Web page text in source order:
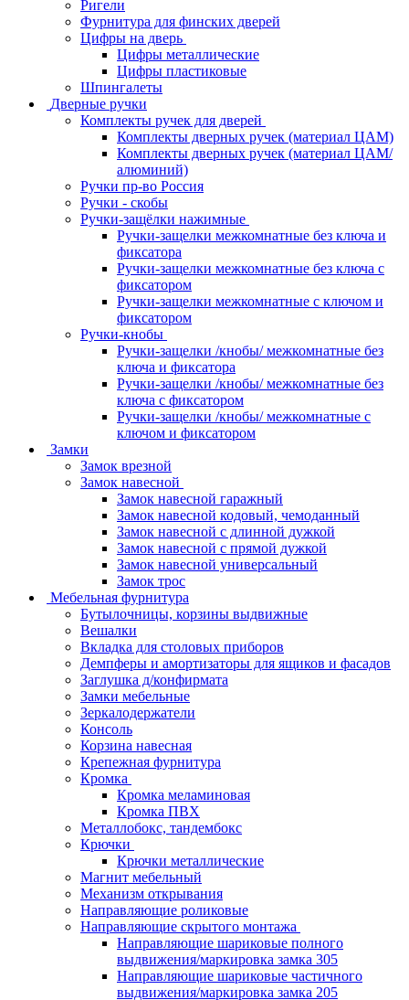
Ригели
Фурнитура для финских дверей
Цифры на дверь
Цифры металлические
Цифры пластиковые
Шпингалеты
Дверные ручки
Комплекты ручек для дверей
Комплекты дверных ручек (материал ЦАМ)
Комплекты дверных ручек (материал ЦАМ/
алюминий)
Ручки пр-во Россия
Ручки - скобы
Ручки-защёлки нажимные
Ручки-защелки межкомнатные без ключа и
фиксатора
Ручки-защелки межкомнатные без ключа с
фиксатором
Ручки-защелки межкомнатные с ключом и
фиксатором
Ручки-кнобы
Ручки-защелки /кнобы/ межкомнатные без
ключа и фиксатора
Ручки-защелки /кнобы/ межкомнатные без
ключа с фиксатором
Ручки-защелки /кнобы/ межкомнатные с
ключом и фиксатором
Замки
Замок врезной
Замок навесной
Замок навесной гаражный
Замок навесной кодовый, чемоданный
Замок навесной с длинной дужкой
Замок навесной с прямой дужкой
Замок навесной универсальный
Замок трос
Мебельная фурнитура
Бутылочницы, корзины выдвижные
Вешалки
Вкладка для столовых приборов
Демпферы и амортизаторы для ящиков и фасадов
Заглушка д/конфирмата
Замки мебельные
Зеркалодержатели
Консоль
Корзина навесная
Крепежная фурнитура
Кромка
Кромка меламиновая
Кромка ПВХ
Металлобокс, тандембокс
Крючки
Крючки металлические
Магнит мебельный
Механизм открывания
Направляющие роликовые
Направляющие скрытого монтажа
Направляющие шариковые полного
выдвижения/маркировка замка 305
Направляющие шариковые частичного
выдвижения/маркировка замка 205